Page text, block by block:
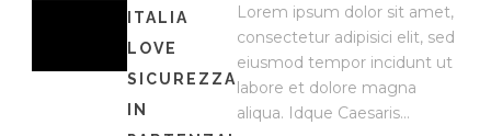
ITALIA
LOVE
SICUREZZA
IN
Lorem ipsum dolor sit amet,
consectetur adipisici elit, sed
eiusmod tempor incidunt ut
labore et dolore magna
aliqua. Idque Caesaris...